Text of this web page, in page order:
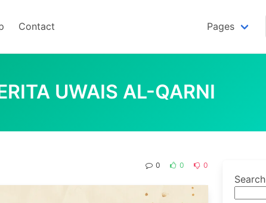
Contact Pages
UWAIS AL-QARNI
0 0 0
Search